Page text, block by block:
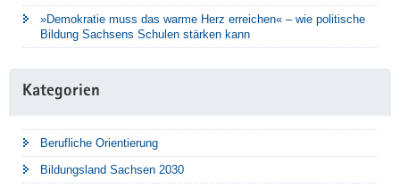
»Demokratie muss das warme Herz erreichen« – wie politische
Bildung Sachsens Schulen stärken kann
Kategorien
Berufliche Orientierung
Bildungsland Sachsen 2030